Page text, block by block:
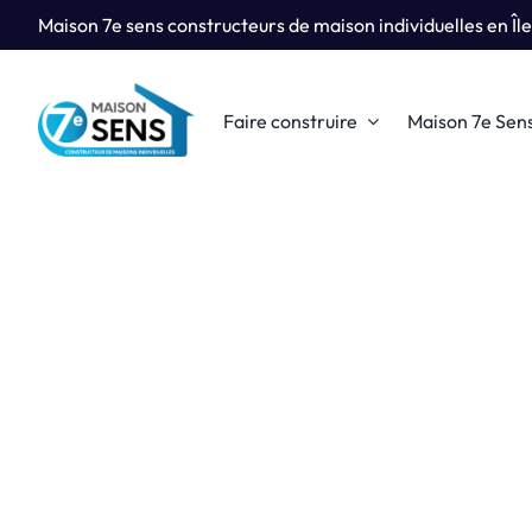
Passer
au
Maison 7e sens constructeurs de maison individuelles en
Faire construire Maison 7e